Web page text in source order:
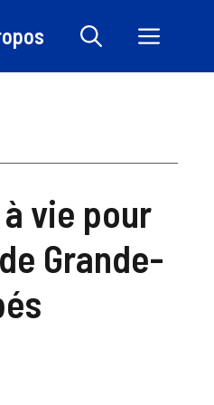
vie pour
Grande-